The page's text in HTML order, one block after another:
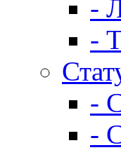
-
-
-
-